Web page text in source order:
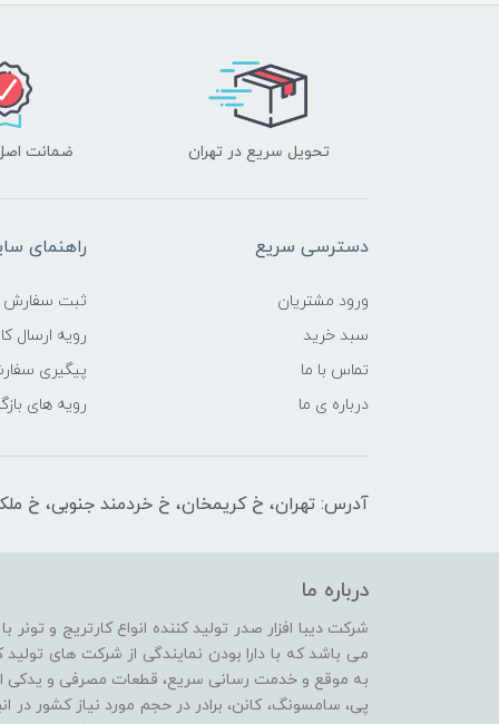
تحویل سریع در تهران ضمانت
دسترسی سریع
ورود مشتریان
سبد خرید
تماس با ما
درباره ی ما
راهنمای
ثبت سفارش
رویه ارسال
پیگیری
رویه های
آدرس: تهران، خ کریمخان، خ خردمند جنوبی، خ ملکیان
درباره ما
شرکت دیبا افزار صدر تولید کننده انواع کارتریج و
می باشد که با دارا بودن نمایندگی از شرکت های
پی، سامسونگ، کانن، برادر در حجم مورد نیاز کشور در